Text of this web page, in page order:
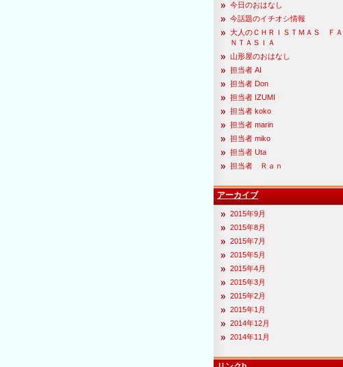
今日のおはなし
今話題のイチオシ情報
大人のＣＨＲＩＳＴＭＡＳ ＦＡ
ＮＴＡＳＩＡ
山形屋のおはなし
担当者 AI
担当者 Don
担当者 IZUMI
担当者 koko
担当者 marin
担当者 miko
担当者 Uta
担当者 Ｒａｎ
アーカイブ
2015年9月
2015年8月
2015年7月
2015年5月
2015年4月
2015年3月
2015年2月
2015年1月
2014年12月
2014年11月